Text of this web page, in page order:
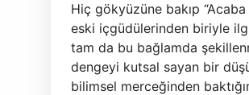
Hiç gökyüzüne bakıp
eski içgüdülerinden biriyle
tam da bu bağlamda
dengeyi kutsal sayan bir
bilimsel merceğinden